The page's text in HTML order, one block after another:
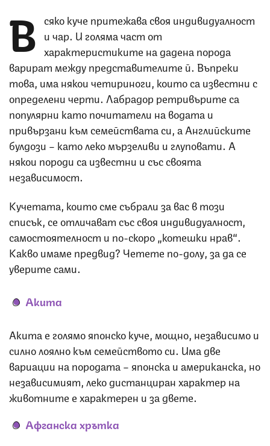
В сяко куче притежава своя индивидуалност
и чар. И голяма част от
характеристиките на дадена порода
варират между представителите й. Въпреки
това, има някои четириноги, които са известни с
определени черти. Лабрадор ретривърите са
популярни като почитатели на водата и
привързани към семействата си, а Английските
булдози – като леко мързеливи и глуповати. А
някои породи са известни и със своята
независимост.
Кучетата, които сме събрали за вас в този
списък, се отличават със своя индивидуалност,
самостоятелност и по-скоро „котешки нрав“.
Какво имаме предвид? Четете по-долу, за да се
уверите сами.
Акита
Акита е голямо японско куче, мощно, независимо и
силно лоялно към семейството си. Има две
вариации на породата – японска и американска, но
независимият, леко дистанциран характер на
животните е характерен и за двете.
Афганска хрътка